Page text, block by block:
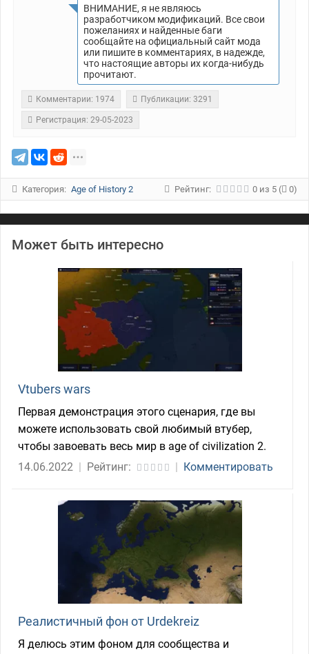
ВНИМАНИЕ, я не являюсь
разработчиком модификаций. Все свои
пожеланиях и найденные баги
сообщайте на официальный сайт мода
или пишите в комментариях, в надежде,
что настоящие авторы их когда-нибудь
прочитают.
Комментарии: 1974 Публикации: 3291
Регистрация: 29-05-2023
Категория: Age of History 2 Рейтинг: 0 из 5 ( 0)
Может быть интересно
Vtubers wars
Первая демонстрация этого сценария, где вы
можете использовать свой любимый втубер,
чтобы завоевать весь мир в age of civilization 2.
14.06.2022 | Рейтинг: | Комментировать
Реалистичный фон от Urdekreiz
Я делюсь этим фоном для сообщества и